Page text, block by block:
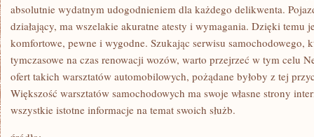
absolutnie wydatnym udogodnieniem dla każdego delikwenta.
działający, ma wszelakie akuratne atesty i wymagania. Dzięki temu
komfortowe, pewne i wygodne. Szukając serwisu samochodowego,
tymczasowe na czas renowacji wozów, warto przejrzeć w tym celu
ofert takich warsztatów automobilowych, pożądane byłoby z tej
Większość warsztatów samochodowych ma swoje własne strony
wszystkie istotne informacje na temat swoich służb.